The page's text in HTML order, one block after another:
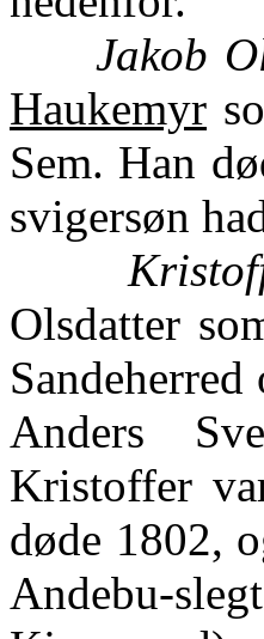
Jakob
Haukemyr
Sem. Han
svigersøn
Olsdatter
Anders
Kristoffer
døde 1802,
Andebu-